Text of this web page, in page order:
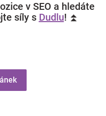
v SEO a hledáte
síly s Dudlu! ⏫